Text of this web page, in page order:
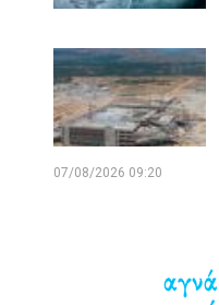
07/08/2026 09:20